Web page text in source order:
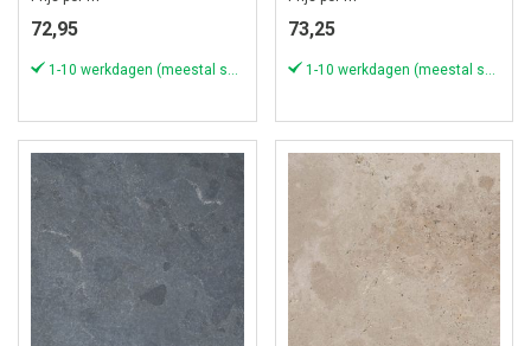
72,95
1-10 werkdagen (meestal sneller)
73,25
1-10 werkdagen (meestal sneller)